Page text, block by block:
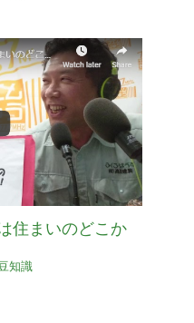
住まいのどこか
知識